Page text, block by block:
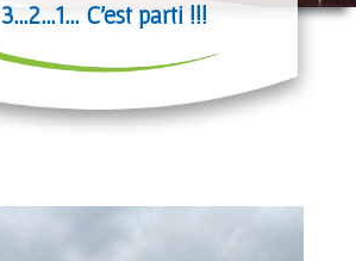
3…2…1… C’est parti !!!